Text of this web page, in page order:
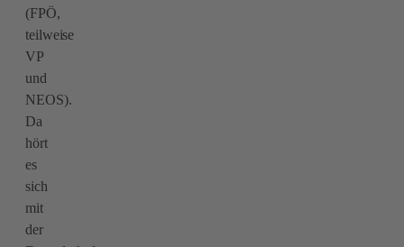
(FPÖ,
teilweise
VP
und
NEOS).
Da
hört
es
sich
mit
der